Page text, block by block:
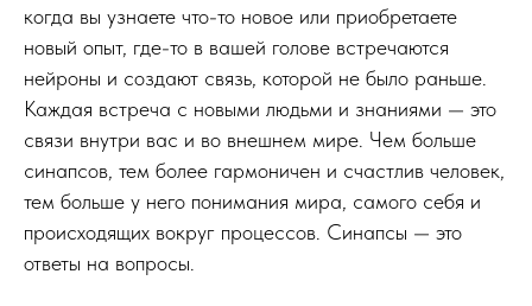
когда вы узнаете что-то новое или приобретаете
новый опыт, где-то в вашей голове встречаются
нейроны и создают связь, которой не было раньше.
Каждая встреча с новыми людьми и знаниями — это
связи внутри вас и во внешнем мире. Чем больше
синапсов, тем более гармоничен и счастлив человек,
тем больше у него понимания мира, самого себя и
происходящих вокруг процессов. Синапсы — это
ответы на вопросы.